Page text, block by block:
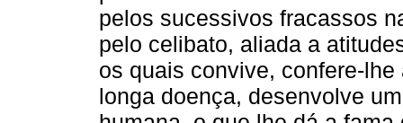
pelos sucessivos fracassos
pelo celibato, aliada a
os quais convive, confere-
longa doença, desenvolve